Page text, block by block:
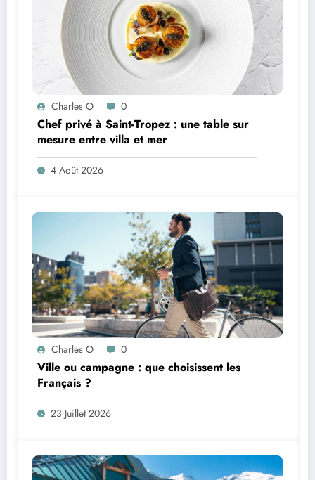
Charles O 0
Chef privé à Saint-Tropez : une table sur
mesure entre villa et mer
4 Août 2026
Charles O 0
Ville ou campagne : que choisissent les
Français ?
23 Juillet 2026